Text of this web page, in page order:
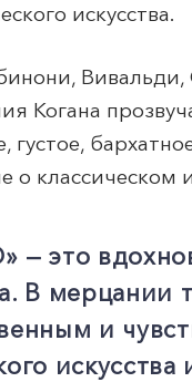
искусства.
Когана
о классическом
это
В мерцании
и